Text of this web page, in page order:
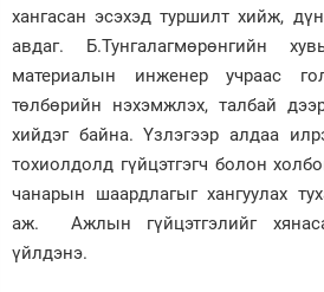
хангасан эсэхэд туршилт хийж,
авдаг. Б.Тунгалагмөрөнгийн
материалын инженер учраас
төлбөрийн нэхэмжлэх, талбай
хийдэг байна. Үзлэгээр алдаа
тохиолдолд гүйцэтгэгч болон
чанарын шаардлагыг хангуулах
аж. Ажлын гүйцэтгэлийг
үйлдэнэ.